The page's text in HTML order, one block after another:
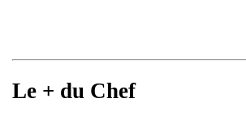
Le + du Chef